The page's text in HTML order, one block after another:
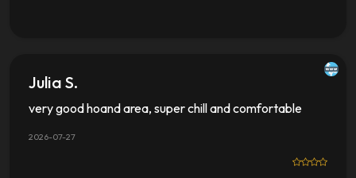
Julia S.
very good hoand area, super chill and comfortable
2026-07-27